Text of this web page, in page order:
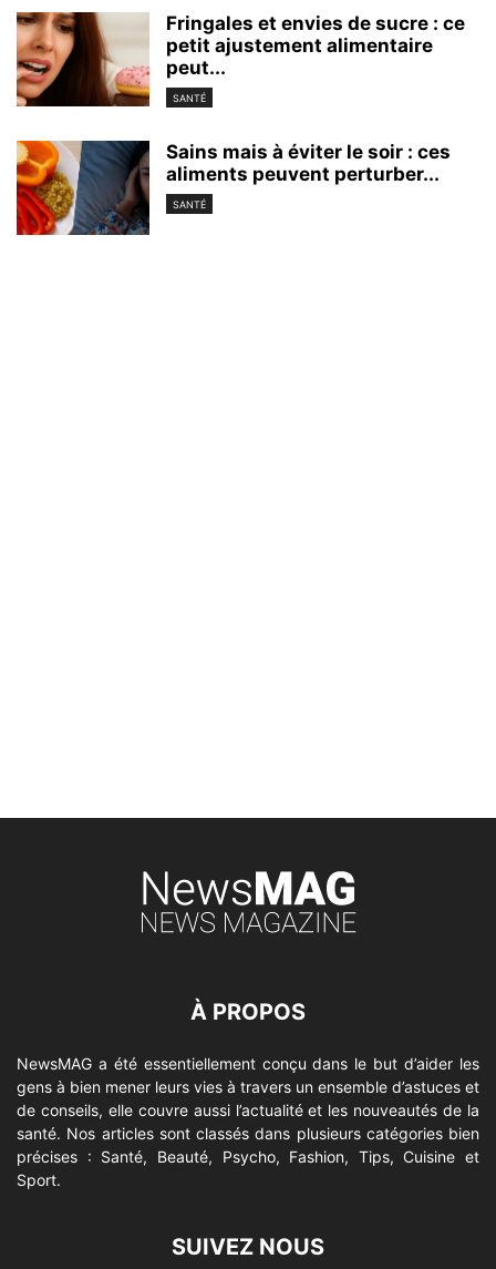
Fringales et envies de sucre : ce
petit ajustement alimentaire
peut...
SANTÉ
Sains mais à éviter le soir : ces
aliments peuvent perturber...
SANTÉ
À PROPOS
NewsMAG a été essentiellement conçu dans le but d’aider les
gens à bien mener leurs vies à travers un ensemble d’astuces et
de conseils, elle couvre aussi l’actualité et les nouveautés de la
santé. Nos articles sont classés dans plusieurs catégories bien
précises : Santé, Beauté, Psycho, Fashion, Tips, Cuisine et
Sport.
SUIVEZ NOUS